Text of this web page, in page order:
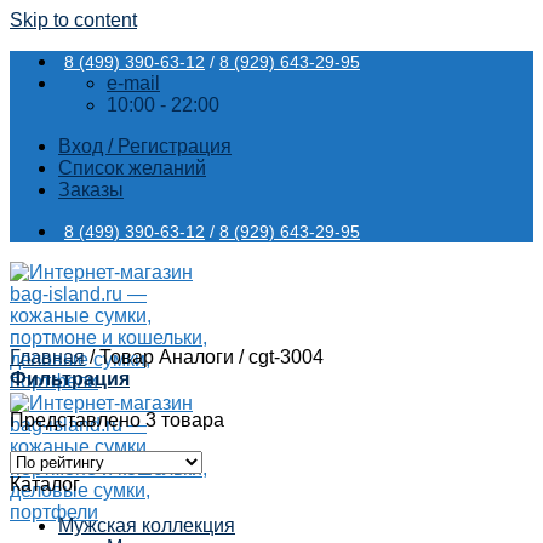
Skip to content
8 (499) 390-63-12 / 8 (929) 643-29-95
e-mail
10:00 - 22:00
Вход / Регистрация
Список желаний
Заказы
8 (499) 390-63-12 / 8 (929) 643-29-95
Главная /Товар Аналоги /cgt-3004
Фильтрация
Представлено 3 товара
Каталог
Мужская коллекция